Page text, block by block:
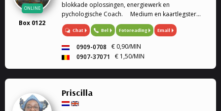
ONLINE
Box 0122
blokkade oplossingen, energiewerk en
pychologische Coach. Medium en kaartlegster
Mijn gaven (heldervoelend, helderwetend,
helderruikend, energiewerk) zet ik graag in om
Chat Bel Fotoreading Email
0909-0708
€ 0,90/MIN
0907-37071
€ 1,50/MIN
Priscilla